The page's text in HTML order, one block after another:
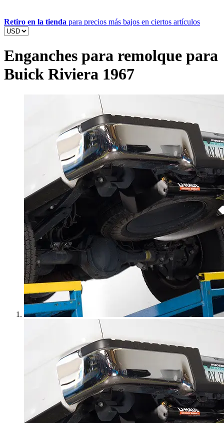
Retiro en la tienda para precios más bajos en ciertos artículos
Enganches para remolque para
Buick Riviera 1967